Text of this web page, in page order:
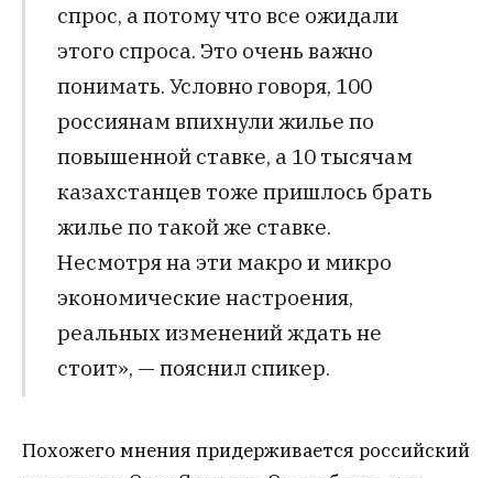
спрос, а потому что все ожидали
этого спроса. Это очень важно
понимать. Условно говоря, 100
россиянам впихнули жилье по
повышенной ставке, а 10 тысячам
казахстанцев тоже пришлось брать
жилье по такой же ставке.
Несмотря на эти макро и микро
экономические настроения,
реальных изменений ждать не
стоит», — пояснил спикер.
Похожего мнения придерживается российский